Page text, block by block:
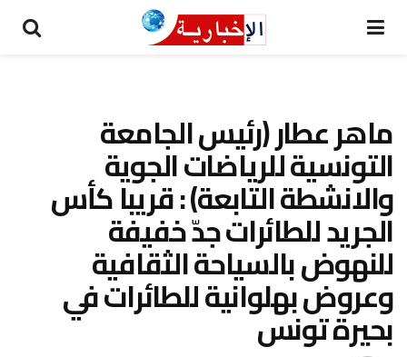
ماهر عطار (رئيس الجامعة
التونسية للرياضات الجوية
والانشطة التابعة) : قريبا كأس
الجريد للطائرات جدّ خفيفة
للنهوض بالسياحة الثقافية
وعروض بهلوانية للطائرات في
بحيرة تونس